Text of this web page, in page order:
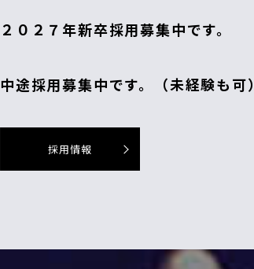
２０２７年新卒採用募集中です。
中途採用募集中です。（未経験も可）
採用情報